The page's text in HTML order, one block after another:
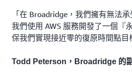
「在 Broadridge，我們擁有無法
我們使用 AWS 服務開發了一個『
保我們實現接近零的復原時間點目
Todd Peterson，Broadridge 的